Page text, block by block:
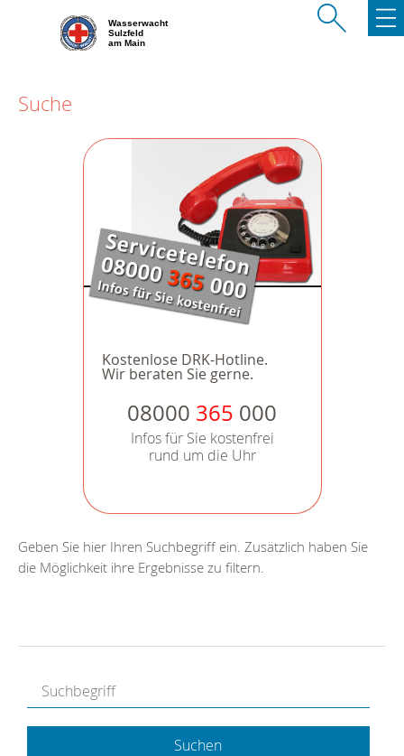
Wasserwacht
Sulzfeld
am Main
Suche
Kostenlose DRK-Hotline.
Wir beraten Sie gerne.
08000 365 000
Infos für Sie kostenfrei
rund um die Uhr
Geben Sie hier Ihren Suchbegriff ein. Zusätzlich haben Sie
die Möglichkeit ihre Ergebnisse zu filtern.
Suchen